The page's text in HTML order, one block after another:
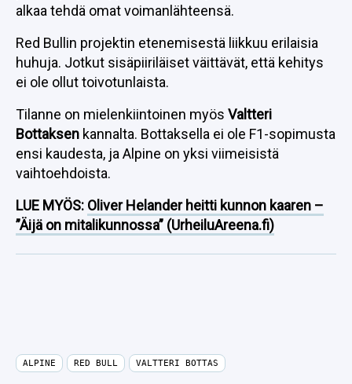
alkaa tehdä omat voimanlähteensä.
Red Bullin projektin etenemisestä liikkuu erilaisia
huhuja. Jotkut sisäpiiriläiset väittävät, että kehitys
ei ole ollut toivotunlaista.
Tilanne on mielenkiintoinen myös Valtteri
Bottaksen kannalta. Bottaksella ei ole F1-sopimusta
ensi kaudesta, ja Alpine on yksi viimeisistä
vaihtoehdoista.
LUE MYÖS: Oliver Helander heitti kunnon kaaren –
”Äijä on mitalikunnossa” (UrheiluAreena.fi)
ALPINE RED BULL VALTTERI BOTTAS